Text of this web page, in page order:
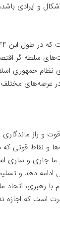
و ایرادی
سلطه گر
جمهوری
عرصه‌های
و راز
نقاط قوتی که
جاری و ساری
دهد و
رهبری، اتحاد
است که